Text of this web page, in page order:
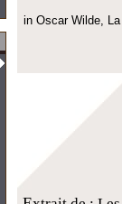
in Oscar Wilde,